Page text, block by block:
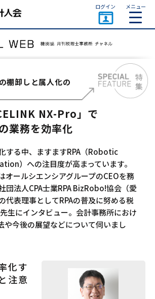
ログイン メニュー
棚卸しと属人化の
NX-Pro」で
業務を効率化
する中、ますますRPA（Robotic
）への注目度が高まっています。
オールシエンシアグループのCEOを務
団法人CPA士業RPA BizRobo!協会（愛
代表理事としてRPAの普及に努める税
生にインタビュー。会計事務所におけ
や今後の展望などについて伺いまし
化す
注意